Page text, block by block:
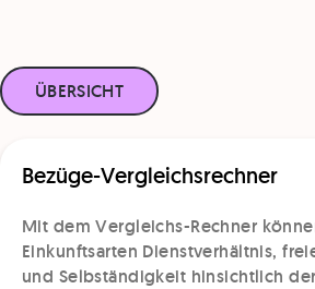
ÜBERSICHT
Bezüge-Vergleichsrechner
Mit dem Vergleichs-Rechner
Einkunftsarten Dienstverhältnis,
und Selbständigkeit hinsichtlich